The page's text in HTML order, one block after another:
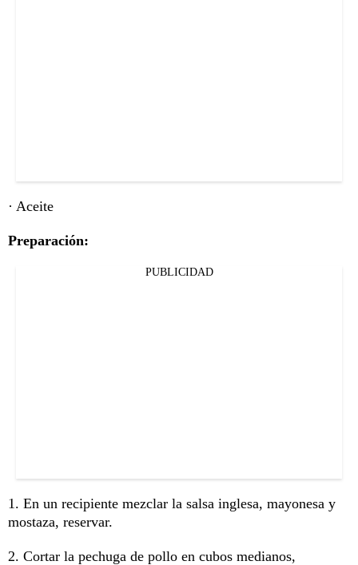
· Aceite
Preparación:
PUBLICIDAD
1. En un recipiente mezclar la salsa inglesa, mayonesa y
mostaza, reservar.
2. Cortar la pechuga de pollo en cubos medianos,